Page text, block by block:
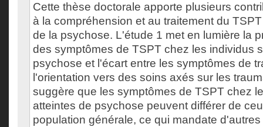
Cette thèse doctorale apporte plusieurs
à la compréhension et au traitement du
de la psychose. L'étude 1 met en lumière la
des symptômes de TSPT chez les individus
psychose et l'écart entre les symptômes de
l'orientation vers des soins axés sur les
suggère que les symptômes de TSPT chez
atteintes de psychose peuvent différer de
population générale, ce qui mandate